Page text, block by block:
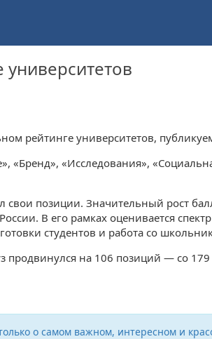
рейтинге университетов,
«Бренд», «Исследования»,
позиции. Значительный рост
В его рамках оценивается
студентов и работа со
продвинулся на 106 позиций — со 179
о самом важном, интересном и